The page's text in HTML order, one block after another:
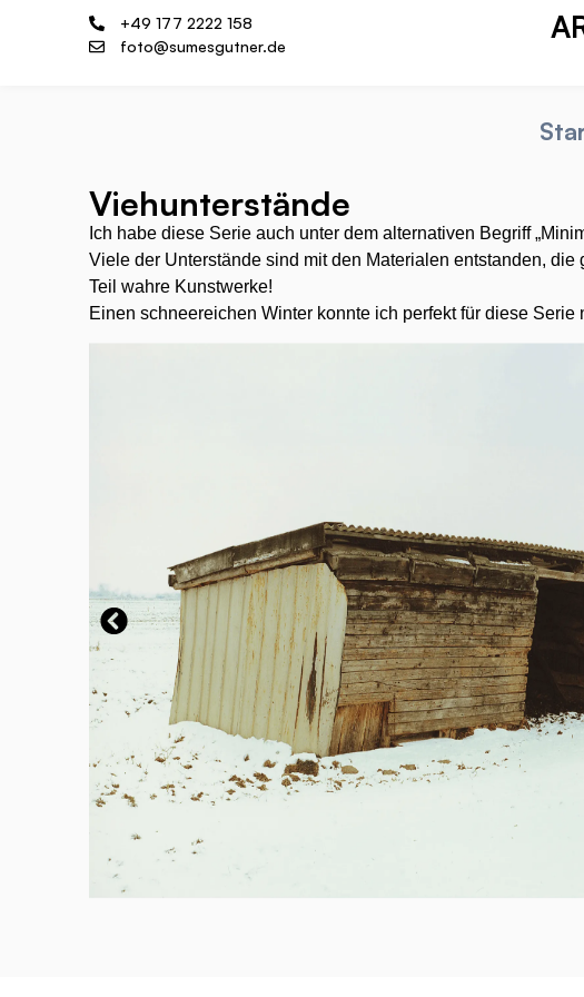
+49 177 2222 158
foto@sumesgutner.de
Viehunterstände
Ich habe diese Serie auch unter dem alternativen Begriff
Viele der Unterstände sind mit den Materialen entstanden,
Teil wahre Kunstwerke!
Einen schneereichen Winter konnte ich perfekt für diese